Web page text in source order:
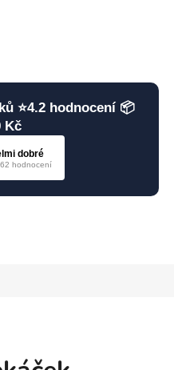
⭐4.2 hodnocení 📦
Kč